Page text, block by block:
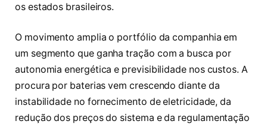
os estados brasileiros.
O movimento amplia o portfólio da companhia em
um segmento que ganha tração com a busca por
autonomia energética e previsibilidade nos custos. A
procura por baterias vem crescendo diante da
instabilidade no fornecimento de eletricidade, da
redução dos preços do sistema e da regulamentação